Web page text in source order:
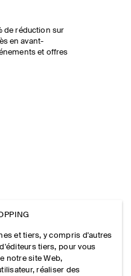
de réduction sur
en avant-
et offres
et tiers, y compris d'autres
tiers, pour vous
notre site Web,
réaliser des